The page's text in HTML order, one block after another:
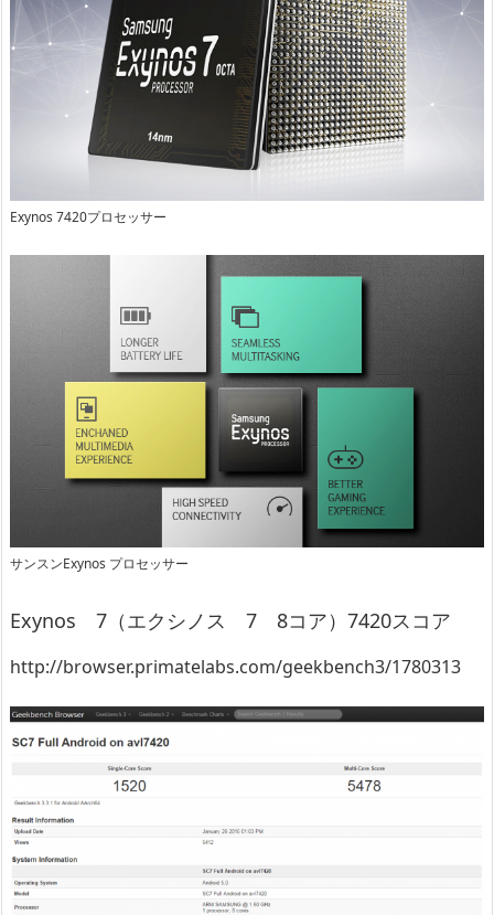
Exynos 7420プロセッサー
サンスンExynos プロセッサー
Exynos 7（エクシノス 7 8コア）7420スコア
http://browser.primatelabs.com/geekbench3/1780313